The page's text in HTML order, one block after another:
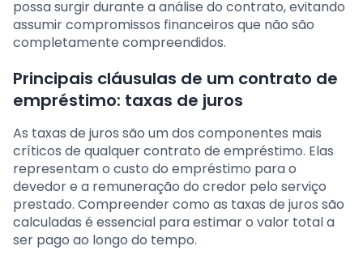
possa surgir durante a análise do contrato, evitando
assumir compromissos financeiros que não são
completamente compreendidos.
Principais cláusulas de um contrato de
empréstimo: taxas de juros
As taxas de juros são um dos componentes mais
críticos de qualquer contrato de empréstimo. Elas
representam o custo do empréstimo para o
devedor e a remuneração do credor pelo serviço
prestado. Compreender como as taxas de juros são
calculadas é essencial para estimar o valor total a
ser pago ao longo do tempo.